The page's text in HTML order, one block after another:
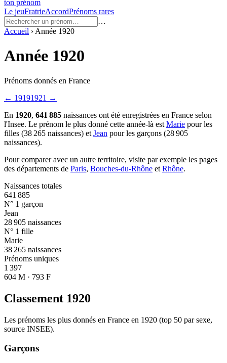
ton prénom
Le jeuFratrieAccordPrénoms rares
…
Accueil › Année 1920
Année 1920
Prénoms donnés en France
← 19191921 →
En 1920, 641 885 naissances ont été enregistrées en France selon
l'Insee. Le prénom le plus donné cette année-là est Marie pour les
filles (38 265 naissances) et Jean pour les garçons (28 905
naissances).
Pour comparer avec un autre territoire, visite par exemple les pages
des départements de Paris, Bouches-du-Rhône et Rhône.
Naissances totales
641 885
N° 1 garçon
Jean
28 905 naissances
N° 1 fille
Marie
38 265 naissances
Prénoms uniques
1 397
604 M · 793 F
Classement 1920
Les prénoms les plus donnés en France en 1920 (top 50 par sexe,
source INSEE).
Garçons